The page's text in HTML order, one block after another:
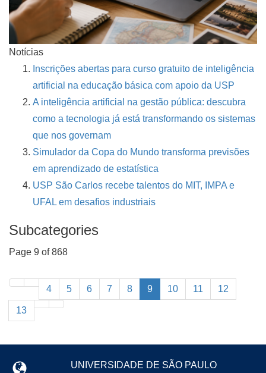
Notícias
Inscrições abertas para curso gratuito de inteligência
artificial na educação básica com apoio da USP
A inteligência artificial na gestão pública: descubra
como a tecnologia já está transformando os sistemas
que nos governam
Simulador da Copa do Mundo transforma previsões
em aprendizado de estatística
USP São Carlos recebe talentos do MIT, IMPA e
UFAL em desafios industriais
Subcategories
Page 9 of 868
4 5 6 7 8 9 10 11 12
13
UNIVERSIDADE DE SÃO PAULO